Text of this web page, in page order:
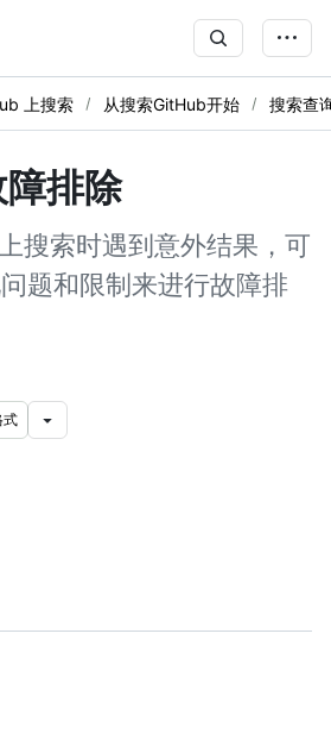
上搜索 从搜索GitHub开始 搜索查
排除
搜索时遇到意外结果，可
题和限制来进行故障排